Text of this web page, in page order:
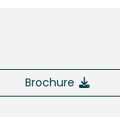
Brochure